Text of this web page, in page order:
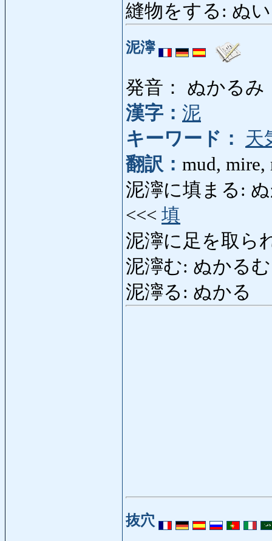
縫物をする: ぬ
泥濘
発音： ぬかるみ
漢字： 泥
キーワード：
天
翻訳： mud, mire,
泥濘に填まる:
<<< 填
泥濘に足を取ら
泥濘む: ぬかるむ
泥濘る: ぬかる
抜穴